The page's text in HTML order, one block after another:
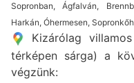
Sopronban, Ágfalván,
Harkán, Óhermesen,
Kizárólag
térképen sárga) a
végzünk: